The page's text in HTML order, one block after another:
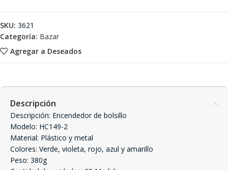
Agregar a Deseados
SKU: 3621
Categoría: Bazar
Descripción
Descripción: Encendedor de bolsillo
Modelo: HC149-2
Material: Plástico y metal
Colores: Verde, violeta, rojo, azul y amarillo
Peso: 380g